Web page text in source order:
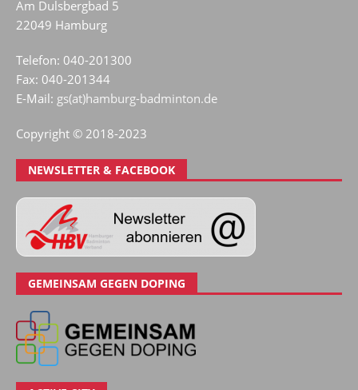
Am Dulsbergbad 5
22049 Hamburg
Telefon: 040-201300
Fax: 040-201344
E-Mail: gs(at)hamburg-badminton.de
Copyright © 2018-2023
NEWSLETTER & FACEBOOK
GEMEINSAM GEGEN DOPING